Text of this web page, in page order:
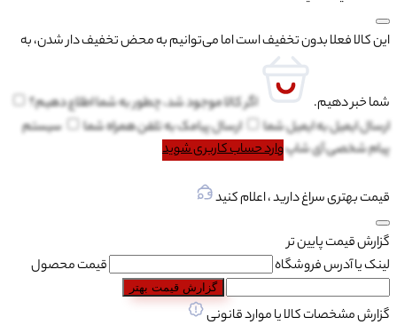
این کالا فعلا بدون تخفیف است اما می‌توانیم به محض تخفیف دار شدن، به
شما خبر دهیم.
اگر کالا موجود شد، چطور به شما اطلاع دهیم؟
ارسال ایمیل بهایمیل شما ارسال پیامک بهتلفن همراه شما
سیستم
پیام شخصی آی شاپوارد حساب کاربری شوید
قیمت بهتری سراغ دارید ، اعلام کنید
گزارش قیمت پایین تر
لینک یا آدرس فروشگاه
قیمت محصول
گزارش قیمت بهتر
گزارش مشخصات کالا یا موارد قانونی